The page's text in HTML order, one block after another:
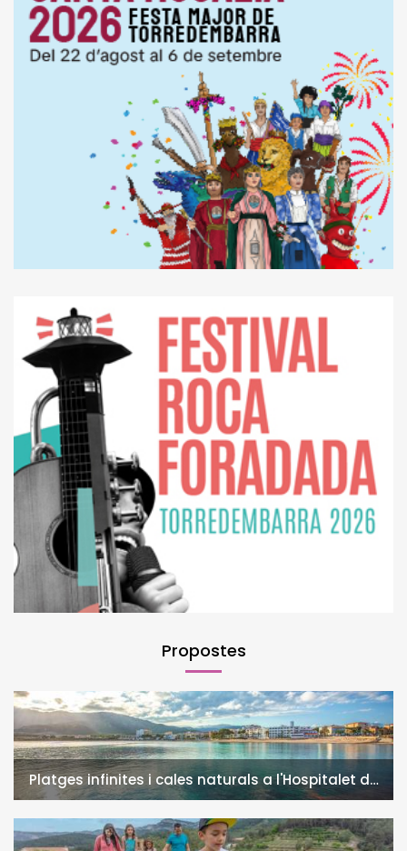
Propostes
Platges infinites i cales naturals a l'Hospitalet de
l'Infant i la Vall de Llors